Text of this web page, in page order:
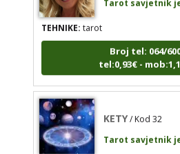
Tarot
tarot
Broj tel: 064/
TEHNIKE:tarot
tel:0,93€ -
Tarot savjetnik je
TEHNIKE:vidovitost, astrologija,